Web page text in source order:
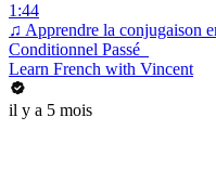
1:44
♫ Apprendre la conjugaison
Conditionnel Passé_
Learn French with Vincent
il y a 5 mois